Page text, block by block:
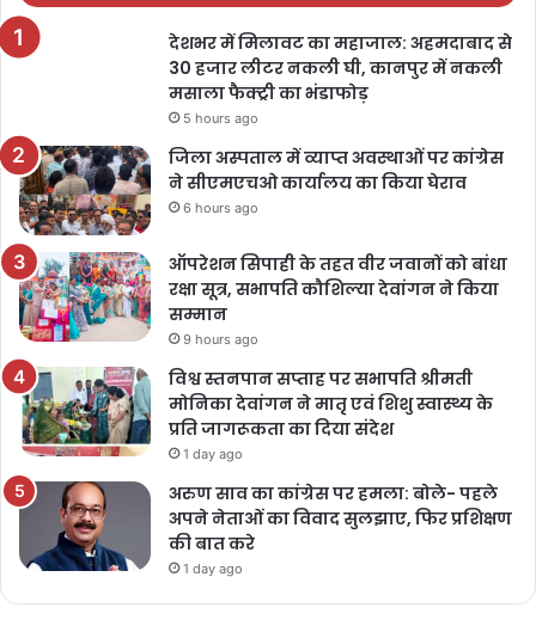
देशभर में मिलावट का महाजाल: अहमदाबाद से
30 हजार लीटर नकली घी, कानपुर में नकली
मसाला फैक्ट्री का भंडाफोड़
5 hours ago
जिला अस्पताल में व्याप्त अवस्थाओं पर कांग्रेस
ने सीएमएचओ कार्यालय का किया घेराव
6 hours ago
ऑपरेशन सिपाही के तहत वीर जवानों को बांधा
रक्षा सूत्र, सभापति कौशिल्या देवांगन ने किया
सम्मान
9 hours ago
विश्व स्तनपान सप्ताह पर सभापति श्रीमती
मोनिका देवांगन ने मातृ एवं शिशु स्वास्थ्य के
प्रति जागरूकता का दिया संदेश
1 day ago
अरुण साव का कांग्रेस पर हमला: बोले- पहले
अपने नेताओं का विवाद सुलझाए, फिर प्रशिक्षण
की बात करे
1 day ago